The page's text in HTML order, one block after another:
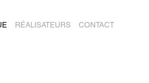
RÉALISATEURS CONTACT